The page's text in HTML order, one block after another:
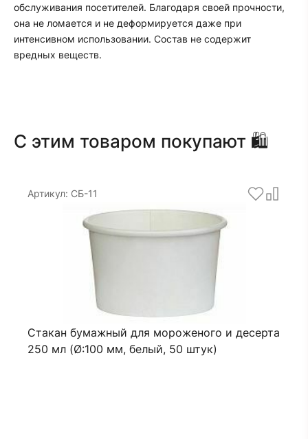
обслуживания посетителей. Благодаря своей прочности,
она не ломается и не деформируется даже при
интенсивном использовании. Состав не содержит
вредных веществ.
С этим товаром покупают 🛍
Артикул: СБ-11
Стакан бумажный для мороженого и десерта
250 мл (Ø:100 мм, белый, 50 штук)